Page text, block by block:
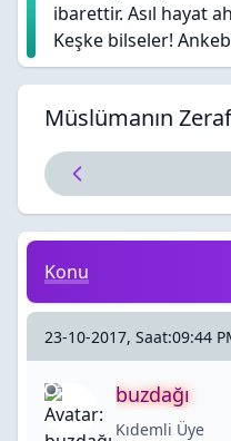
ibarettir. Asıl hayat
Keşke bilseler!
Müslümanın
Müslümanın Zerafeti
Konu
23-10-2017, Saat:09:44
buzdağı
Kıdemli Üye